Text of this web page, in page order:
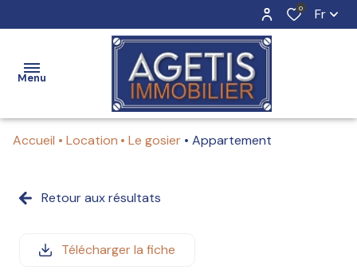
0 Fr
Menu
Nos
en
Nos
Accueil Location Le gosier Appartement
Retour aux résultats
Télécharger la fiche